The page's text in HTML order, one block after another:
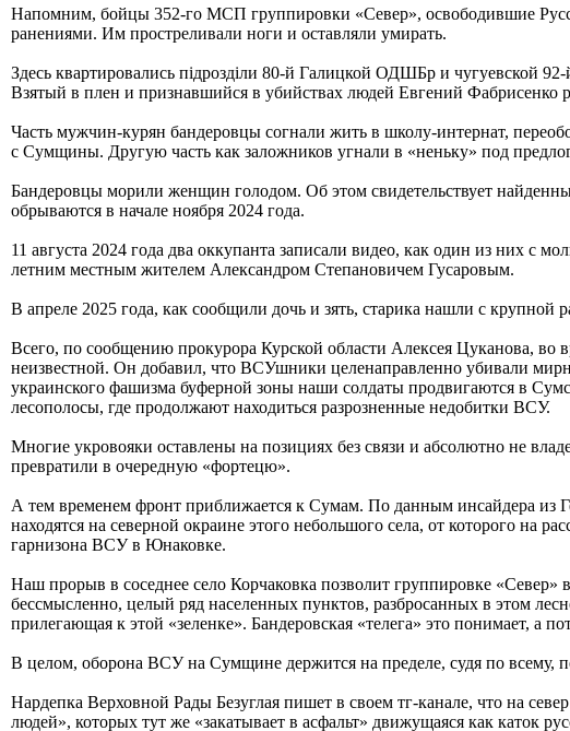
Напомним, бойцы 352-го МСП группировки «Север», освободившие
ранениями. Им простреливали ноги и оставляли умирать.
Здесь квартировались пiдроздiли 80-й Галицкой ОДШБр и чугуевской
Взятый в плен и признавшийся в убийствах людей Евгений Фабрисенко
Часть мужчин-курян бандеровцы согнали жить в школу-интернат,
с Сумщины. Другую часть как заложников угнали в «неньку» под
Бандеровцы морили женщин голодом. Об этом свидетельствует
обрываются в начале ноября 2024 года.
11 августа 2024 года два оккупанта записали видео, как один из них с
летним местным жителем Александром Степановичем Гусаровым.
В апреле 2025 года, как сообщили дочь и зять, старика нашли с крупной
Всего, по сообщению прокурора Курской области Алексея Цуканова, во
неизвестной. Он добавил, что ВСУшники целенаправленно убивали
украинского фашизма буферной зоны наши солдаты продвигаются в
лесополосы, где продолжают находиться разрозненные недобитки ВСУ.
Многие укровояки оставлены на позициях без связи и абсолютно не
превратили в очередную «фортецю».
А тем временем фронт приближается к Сумам. По данным инсайдера
находятся на северной окраине этого небольшого села, от которого на
гарнизона ВСУ в Юнаковке.
Наш прорыв в соседнее село Корчаковка позволит группировке
бессмысленно, целый ряд населенных пунктов, разбросанных в этом
прилегающая к этой «зеленке». Бандеровская «телега» это понимает, а
В целом, оборона ВСУ на Сумщине держится на пределе, судя по всему,
Нардепка Верховной Рады Безуглая пишет в своем тг-канале, что на
людей», которых тут же «закатывает в асфальт» движущаяся как каток